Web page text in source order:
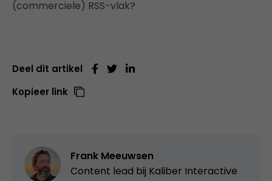
(commerciele) RSS-vlak?
Deel dit artikel
Kopieer link
Frank Meeuwsen
Content lead bij Kaliber Interactive